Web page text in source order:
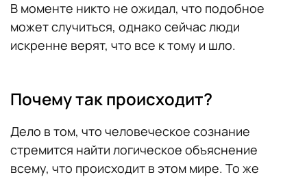
В моменте никто не ожидал, что подобное
может случиться, однако сейчас люди
искренне верят, что все к тому и шло.
Почему так происходит?
Дело в том, что человеческое сознание
стремится найти логическое объяснение
всему, что происходит в этом мире. То же